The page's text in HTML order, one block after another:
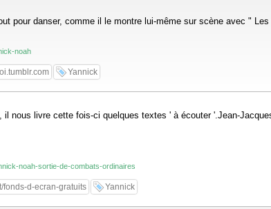
pour danser, comme il le montre lui-même sur scène avec "
noah
Yannick
livre cette fois-ci quelques textes ' à écouter '.Jean-
noah-sortie-de-combats-ordinaires
fonds-d-ecran-gratuits Yannick